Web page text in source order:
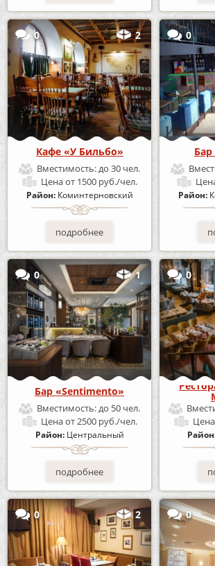
0 2
Кафе «У Бильбо»
Вместимость:до 30 чел.
Ценаот 1500 руб./чел.
Район: Коминтерновский
подробнее
0
Бар
Район:
0 1
Бар «Sentimento»
Вместимость:до 50 чел.
Ценаот 2500 руб./чел.
Район: Центральный
подробнее
0
Цена
0 2 0